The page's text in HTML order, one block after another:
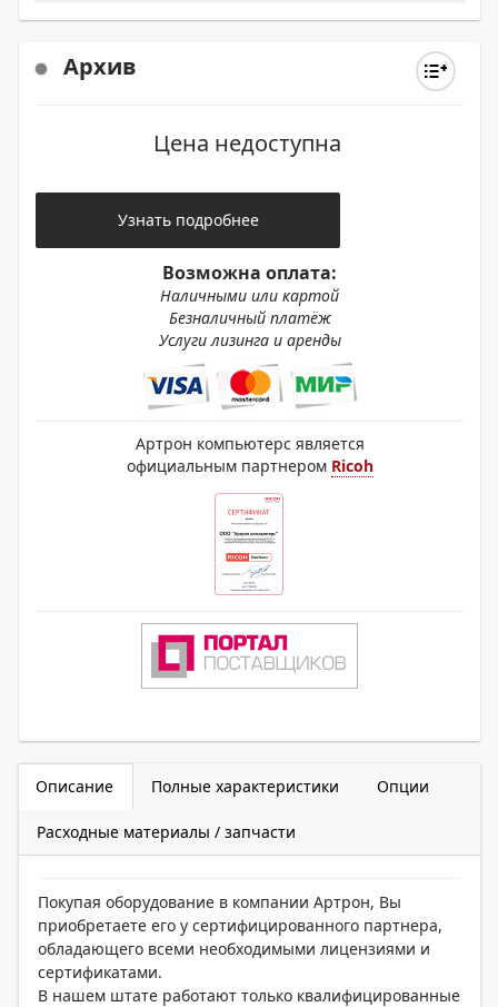
Архив
Цена недоступна
Узнать подробнее
Возможна оплата:
Наличными или картой
Безналичный платёж
Услуги лизинга и аренды
Артрон компьютерс является
официальным партнером Ricoh
Описание Полные характеристики Опции
Расходные материалы / запчасти
Покупая оборудование в компании Артрон, Вы
приобретаете его у сертифицированного партнера,
обладающего всеми необходимыми лицензиями и
сертификатами.
В нашем штате работают только квалифицированные